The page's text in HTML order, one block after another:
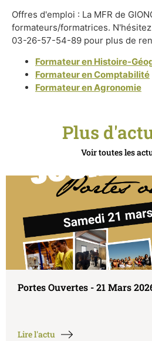
Offres d'emploi : La MFR de
formateurs/formatrices.
03-26-57-54-89 pour plus de
Formateur en Histoire-
Formateur en Comptabilité
Formateur en Agronomie
Plus
Voir toutes les
Portes Ouvertes - 21 Mars
Lire l'actu